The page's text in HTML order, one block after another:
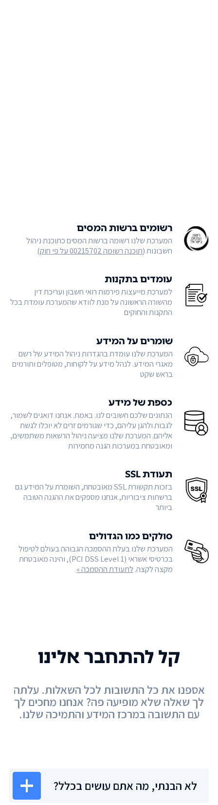
רשומים ברשות המסים
המערכת שלנו רשומה ברשות המסים כתוכנת ניהול
חשבונות (תוכנה רשומה 00215702 על פי חוק )
עומדים בתקנות
למערכת מייעצות פירמות רואי חשבון ועריכת דין
מהשורה הראשונה על מנת לוודא שהמערכת עומדת בכל
התקנות והחוקים
שומרים על המידע
המערכת שלנו עומדת בהגדרות ניהול המידע של רשם
מאגרי המידע. לנהל מידע על לקוחות, מטופלים ותורמים
בראש שקט
כספת של מידע
הנתונים שלכם חשובים לנו. באמת. אנחנו דואגים לשמור,
לגבות ולהגן עליהם, כדי שגורמים זרים לא יוכלו לגשת
אליהם. המערכת שלנו מציעה ניהול הרשאות משתמשים,
ומאובטחת במערכות הגנה מחמירות
תעודת SSL
בזכות תקשורת SSL מאובטחת, השומרת על המידע גם
ברשתות ציבוריות, אנחנו מספקים את ההגנה הטובה
ביותר
סולקים כמו הגדולים
המערכת שלנו בעלת ההסמכה הגבוהה בעולם לטיפול
בכרטיסי אשראי (PCI DSS Level 1), והינה מאובטחת
מקצה לקצה.לתעודת ההסמכה »
לא הבנתי, מה אתם עושים בכלל?
קל להתחבר אלינו
אספנו את כל התשובות לכל השאלות. עלתה
לך שאלה שלא מופיעה פה? אנחנו מחכים לך
עם התשובה במרכז המידע והתמיכה שלנו.